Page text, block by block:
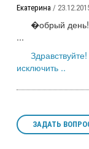
Екатерина /
�обрый
...
исключить ..
ЗАДАТЬ